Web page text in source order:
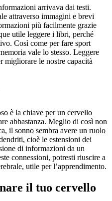
arrivava dai testi.
attraverso immagini e brevi
più facilmente grazie
utile leggere i libri, perché
Così come per fare sport
vale lo stesso. Leggere
migliorare le nostre capacità
è la chiave per un cervello
abbastanza. Meglio di così non
il sonno sembra avere un ruolo
cioè le estensioni dei
di informazioni da un
connessioni, potresti riuscire a
utile per l’apprendimento.
il tuo cervello